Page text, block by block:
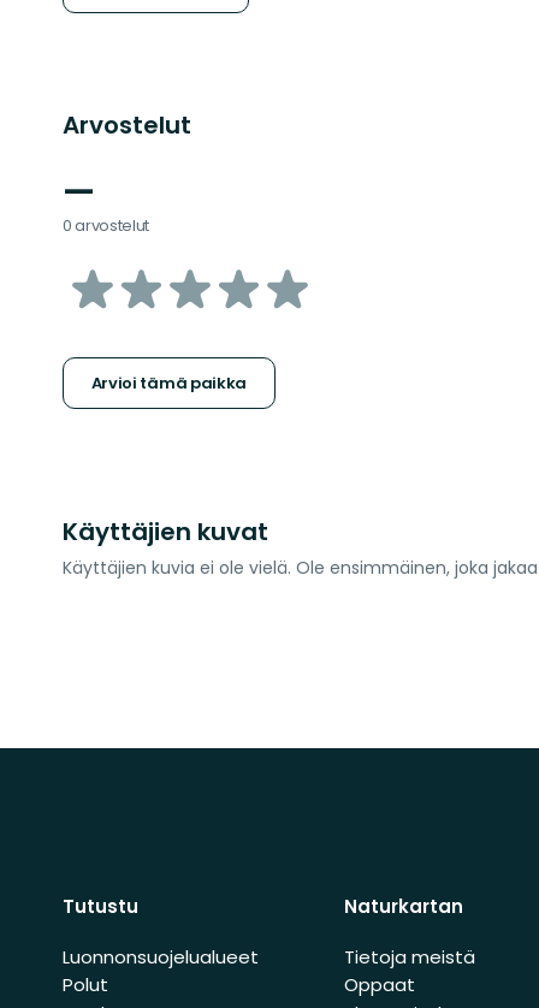
Arvostelut
—
0 arvostelut
/5
Arvioi tämä paikka
Käyttäjien kuvat
Käyttäjien kuvia ei ole vielä. Ole ensimmäinen, joka
Tutustu
Luonnonsuojelualueet
Polut
Naturkartan
Tietoja meistä
Oppaat